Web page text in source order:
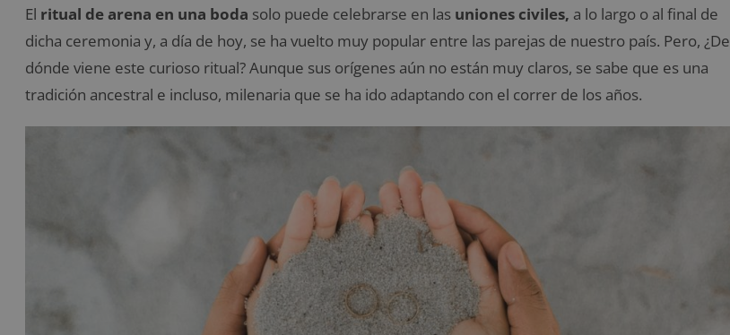
El ritual de arena en una boda solo puede celebrarse en las uniones civiles, a lo largo o al final de
dicha ceremonia y, a día de hoy, se ha vuelto muy popular entre las parejas de nuestro país. Pero, ¿De
dónde viene este curioso ritual? Aunque sus orígenes aún no están muy claros, se sabe que es una
tradición ancestral e incluso, milenaria que se ha ido adaptando con el correr de los años.